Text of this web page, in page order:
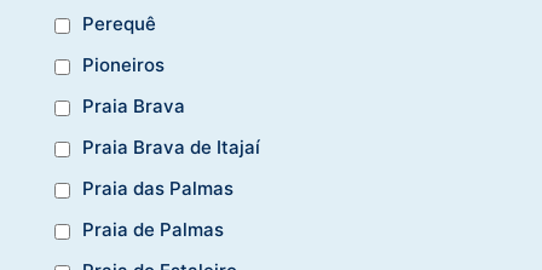
Perequê
Pioneiros
Praia Brava
Praia Brava de Itajaí
Praia das Palmas
Praia de Palmas